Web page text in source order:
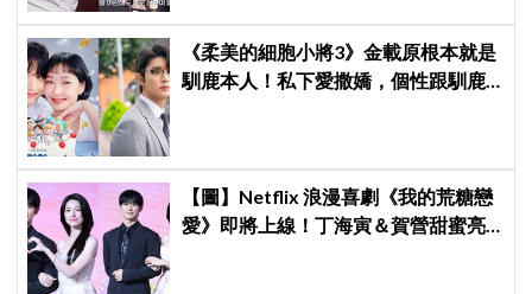
《柔美的細胞小將3》金載原根本就是
馴鹿本人！私下愛撒嬌，個性跟馴鹿
【圖】Netflix 浪漫喜劇《我的荒糖戀
愛》即將上線！丁海寅＆賀營甜蜜亮